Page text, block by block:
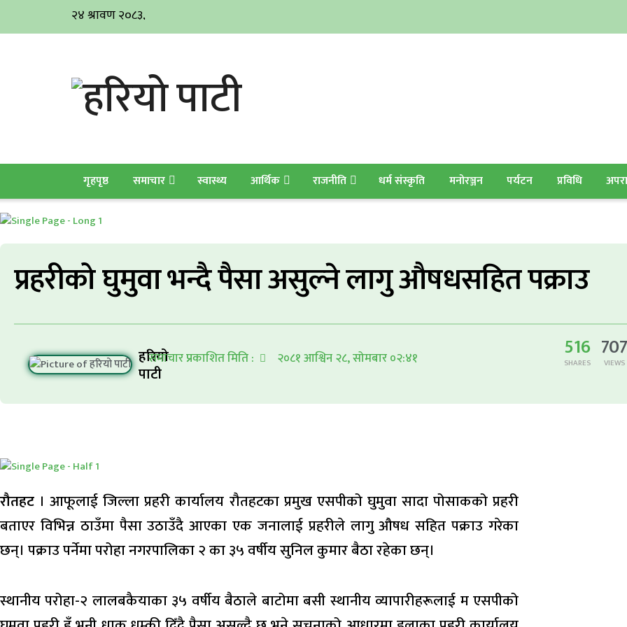
गृहपृष्ठ समाचार स्वास्थ्य आर्थिक राजनीति धर्म संस्कृति मनोरञ्जन पर्यटन प्रविधि
प्रहरीको घुमुवा भन्दै पैसा असुल्ने लागु औषधसहित पक्राउ
हरियो
पाटी
समाचार प्रकाशित मिति : २०८१ आश्विन २८, सोमबार ०२:४१ 516
SHARES
707
VIEWS
रौतहट । आफूलाई जिल्ला प्रहरी कार्यालय रौतहटका प्रमुख एसपीको घुमुवा सादा पोसाकको प्रहरी
बताएर विभिन्न ठाउँमा पैसा उठाउँदै आएका एक जनालाई प्रहरीले लागु औषध सहित पक्राउ गरेका
छन्। पक्राउ पर्नेमा परोहा नगरपालिका २ का ३५ वर्षीय सुनिल कुमार बैठा रहेका छन्।
स्थानीय परोहा-२ लालबकैयाका ३५ वर्षीय बैठाले बाटोमा बसी स्थानीय व्यापारीहरूलाई म एसपीको